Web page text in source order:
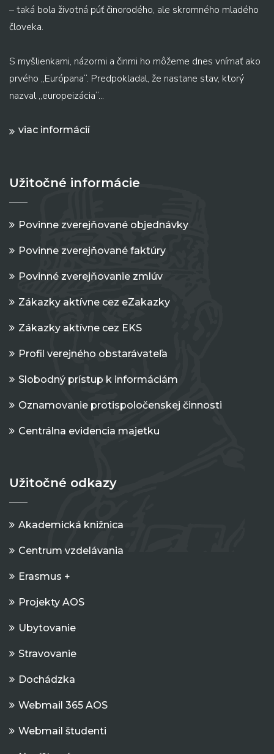
– taká bola životná púť činorodého, ale skromného mladého
človeka.
S myšlienkami, názormi a činmi ho môžeme dnes vnímať ako
prvého „Európana“. Predpokladal, že nastane stav, ktorý
nazval „europeizácia“...
viac informácií
Užitočné informácie
Povinne zverejňované objednávky
Povinne zverejňované faktúry
Povinné zverejňovanie zmlúv
Zákazky aktívne cez eZakazky
Zákazky aktívne cez EKS
Profil verejného obstarávateľa
Slobodný prístup k informáciám
Oznamovanie protispoločenskej činnosti
Centrálna evidencia majetku
Užitočné odkazy
Akademická knižnica
Centrum vzdelávania
Erasmus +
Projekty AOS
Ubytovanie
Stravovanie
Dochádzka
Webmail 365 AOS
Webmail študenti